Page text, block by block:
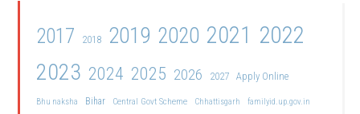
2017 2018 2019 2020 2021 2022
2023 2024 2025 2026 2027 Apply Online
Bhu naksha Bihar Central Govt Scheme Chhattisgarh familyid.up.gov.in